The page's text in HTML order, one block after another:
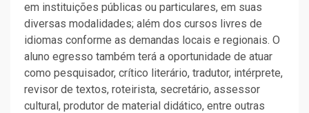
em instituições públicas ou particulares, em suas
diversas modalidades; além dos cursos livres de
idiomas conforme as demandas locais e regionais. O
aluno egresso também terá a oportunidade de atuar
como pesquisador, crítico literário, tradutor, intérprete,
revisor de textos, roteirista, secretário, assessor
cultural, produtor de material didático, entre outras